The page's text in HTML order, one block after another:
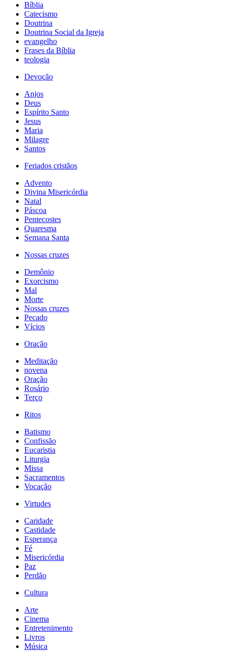
Bíblia
Catecismo
Doutrina
Doutrina Social da Igreja
evangelho
Frases da Bíblia
teologia
Devoção
Anjos
Deus
Espírito Santo
Jesus
Maria
Milagre
Santos
Feriados cristãos
Advento
Divina Misericórdia
Natal
Páscoa
Pentecostes
Quaresma
Semana Santa
Nossas cruzes
Demônio
Exorcismo
Mal
Morte
Nossas cruzes
Pecado
Vícios
Oração
Meditação
novena
Oração
Rosário
Terço
Ritos
Batismo
Confissão
Eucaristia
Liturgia
Missa
Sacramentos
Vocação
Virtudes
Caridade
Castidade
Esperança
Fé
Misericórdia
Paz
Perdão
Cultura
Arte
Cinema
Entretenimento
Livros
Música